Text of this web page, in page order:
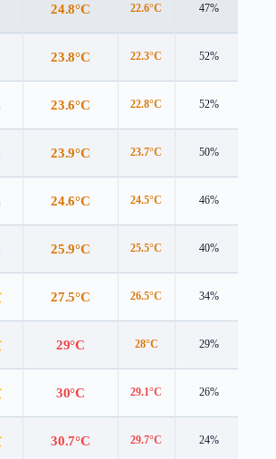
24.8°C 22.6°C 47%
23.8°C 22.3°C 52%
23.6°C 22.8°C 52%
23.9°C 23.7°C 50%
24.6°C 24.5°C 46%
25.9°C 25.5°C 40%
27.5°C 26.5°C 34%
29°C 28°C 29%
30°C 29.1°C 26%
30.7°C 29.7°C 24%